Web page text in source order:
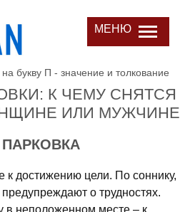
МЕНЮ
букву П - значение и толкование
К ЧЕМУ СНЯТСЯ
ИЛИ МУЖЧИНЕ
к достижению цели. По соннику,
о трудностях.
в неположенном месте – к